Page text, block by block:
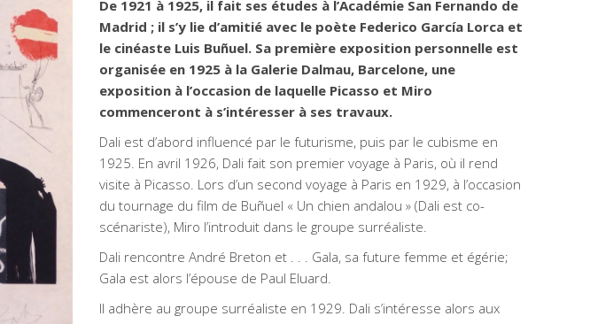
–
AA-Arts
De 1921 à 1925, il fait ses études à l’Académie San Fernando de
Madrid ; il s’y lie d’amitié avec le poète Federico García Lorca et
le cinéaste Luis Buñuel. Sa première exposition personnelle est
organisée en 1925 à la Galerie Dalmau, Barcelone, une
exposition à l’occasion de laquelle Picasso et Miro
commenceront à s’intéresser à ses travaux.
Dali est d’abord influencé par le futurisme, puis par le cubisme en
1925. En avril 1926, Dali fait son premier voyage à Paris, où il rend
visite à Picasso. Lors d’un second voyage à Paris en 1929, à l’occasion
du tournage du film de Buñuel « Un chien andalou » (Dali est co-
scénariste), Miro l’introduit dans le groupe surréaliste.
Dali rencontre André Breton et . . . Gala, sa future femme et égérie;
Gala est alors l’épouse de Paul Eluard.
Il adhère au groupe surréaliste en 1929. Dali s’intéresse alors aux